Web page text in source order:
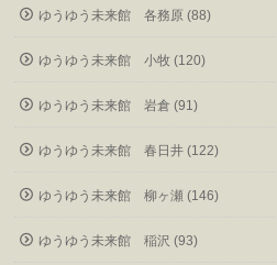
ゆうゆう未来館 各務原 (88)
ゆうゆう未来館 小牧 (120)
ゆうゆう未来館 岩倉 (91)
ゆうゆう未来館 春日井 (122)
ゆうゆう未来館 柳ヶ瀬 (146)
ゆうゆう未来館 稲沢 (93)